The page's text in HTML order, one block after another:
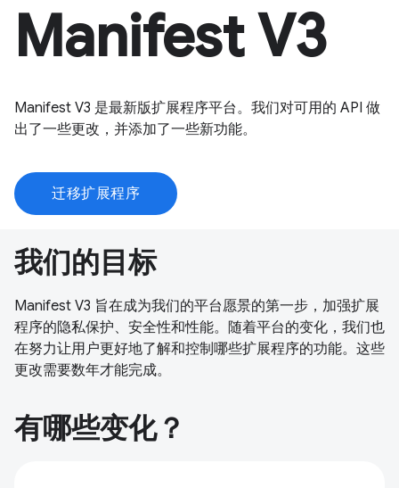
Manifest V3
Manifest V3 是最新版扩展程序平台。我们对可用的 API 做
出了一些更改，并添加了一些新功能。
迁移扩展程序
我们的目标
Manifest V3 旨在成为我们的平台愿景的第一步，加强扩展
程序的隐私保护、安全性和性能。随着平台的变化，我们也
在努力让用户更好地了解和控制哪些扩展程序的功能。这些
更改需要数年才能完成。
有哪些变化？